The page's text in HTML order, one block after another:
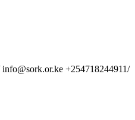
+254718244911/